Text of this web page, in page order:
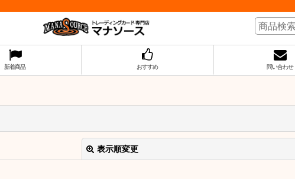
新着商品 おすすめ 問い合わせ
表示順変更